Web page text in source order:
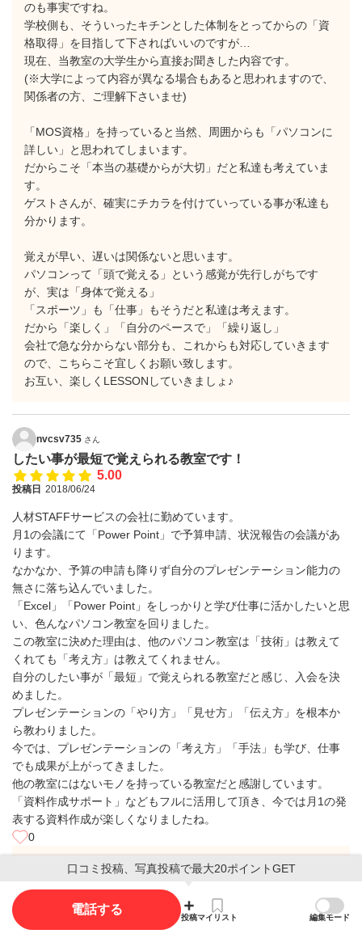
のも事実ですね。
学校側も、そういったキチンとした体制をとってからの「資
格取得」を目指して下さればいいのですが…
現在、当教室の大学生から直接お聞きした内容です。
(※大学によって内容が異なる場合もあると思われますので、
関係者の方、ご理解下さいませ)
「MOS資格」を持っていると当然、周囲からも「パソコンに
詳しい」と思われてしまいます。
だからこそ「本当の基礎からが大切」だと私達も考えていま
す。
ゲストさんが、確実にチカラを付けていっている事が私達も
分かります。
覚えが早い、遅いは関係ないと思います。
パソコンって「頭で覚える」という感覚が先行しがちです
が、実は「身体で覚える」
「スポーツ」も「仕事」もそうだと私達は考えます。
だから「楽しく」「自分のペースで」「繰り返し」
会社で急な分からない部分も、これからも対応していきます
ので、こちらこそ宜しくお願い致します。
お互い、楽しくLESSONしていきましょ♪
nvcsv735 さん
したい事が最短で覚えられる教室です！
5.00
投稿日 2018/06/24
人材STAFFサービスの会社に勤めています。
月1の会議にて「Power Point」で予算申請、状況報告の会議があ
ります。
なかなか、予算の申請も降りず自分のプレゼンテーション能力の
無さに落ち込んでいました。
「Excel」「Power Point」をしっかりと学び仕事に活かしたいと思
い、色んなパソコン教室を回りました。
この教室に決めた理由は、他のパソコン教室は「技術」は教えて
くれても「考え方」は教えてくれません。
自分のしたい事が「最短」で覚えられる教室だと感じ、入会を決
めました。
プレゼンテーションの「やり方」「見せ方」「伝え方」を根本か
ら教わりました。
今では、プレゼンテーションの「考え方」「手法」も学び、仕事
でも成果が上がってきました。
他の教室にはないモノを持っている教室だと感謝しています。
「資料作成サポート」などもフルに活用して頂き、今では月1の発
表する資料作成が楽しくなりましたね。
0
パソコン駆け込み
返信日 2018/06/29
口コミ投稿、写真投稿で最大20ポイントGET
電話する
投稿マイリスト 編集モード